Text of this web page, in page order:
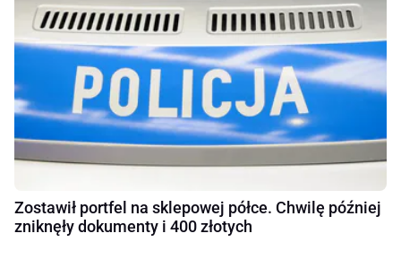
Zostawił portfel na sklepowej półce. Chwilę później
zniknęły dokumenty i 400 złotych